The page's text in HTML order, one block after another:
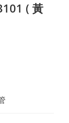
( 黃